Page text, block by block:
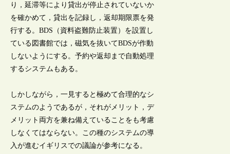
り，延滞等により貸出が停止されていないか
を確かめて，貸出を記録し，返却期限票を発
行する。BDS（資料盗難防止装置）を設置し
ている図書館では，磁気を抜いてBDSが作動
しないようにする。予約や返却まで自動処理
するシステムもある。
しかしながら，一見すると極めて合理的なシ
ステムのようであるが，それがメリット，デ
メリット両方を兼ね備えていることをも考慮
しなくてはならない。この種のシステムの導
入が進むイギリスでの議論が参考になる。